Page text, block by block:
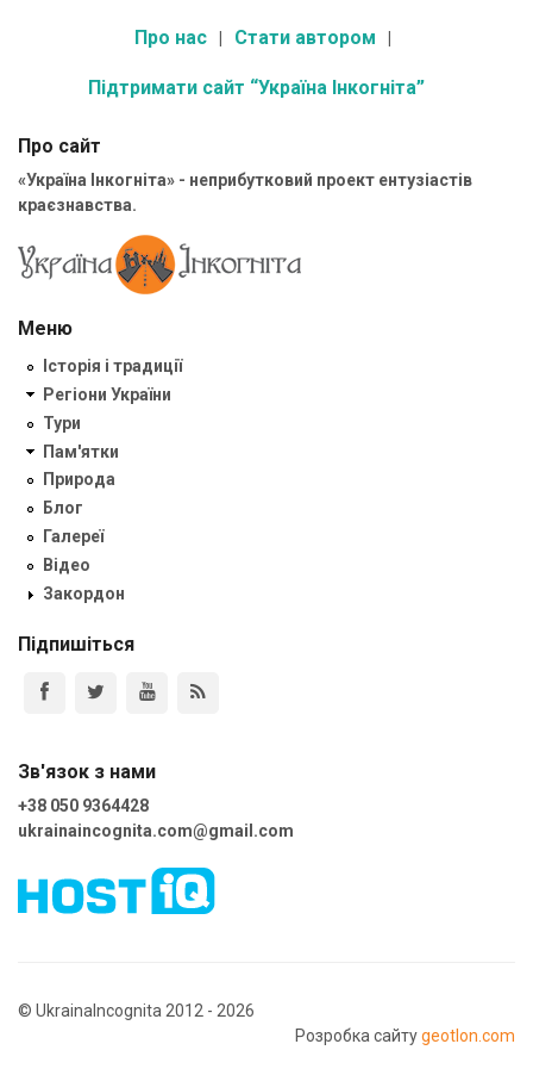
Про нас Стати автором
Підтримати сайт “Україна Інкогніта”
Про сайт
«Україна Інкогніта» - неприбутковий проект ентузіастів
краєзнавства.
Меню
Історія і традиції
Регіони України
Тури
Пам'ятки
Природа
Блог
Галереї
Відео
Закордон
Підпишіться
Зв'язок з нами
+38 050 9364428
ukrainaincognita.com@gmail.com
© UkrainaIncognita 2012 - 2026
Розробка сайтуgeotlon.com